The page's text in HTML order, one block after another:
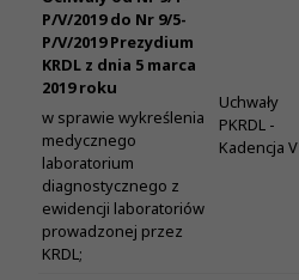
P/V/2019 do Nr 9/5-
P/V/2019 Prezydium
KRDL z dnia 5 marca
2019 roku
w sprawie wykreślenia
medycznego
laboratorium
diagnostycznego z
ewidencji laboratoriów
prowadzonej przez
KRDL;
Uchwały
PKRDL -
Kadencja V